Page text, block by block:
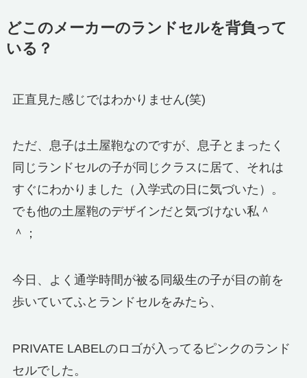
どこのメーカーのランドセルを背負って
いる？
正直見た感じではわかりません(笑)
ただ、息子は土屋鞄なのですが、息子とまったく
同じランドセルの子が同じクラスに居て、それは
すぐにわかりました（入学式の日に気づいた）。
でも他の土屋鞄のデザインだと気づけない私＾
＾；
今日、よく通学時間が被る同級生の子が目の前を
歩いていてふとランドセルをみたら、
PRIVATE LABELのロゴが入ってるピンクのランド
セルでした。